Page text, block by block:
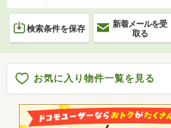
検索条件を保存
新着メールを受
取る
お気に入り物件一覧を見る